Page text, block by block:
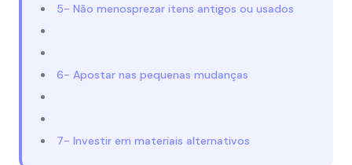
5- Não menosprezar itens antigos ou usados
6- Apostar nas pequenas mudanças
7- Investir em materiais alternativos